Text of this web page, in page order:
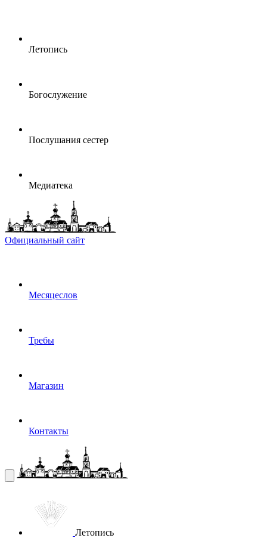
Летопись
Богослужение
Послушания сестер
Медиатека
Официальный сайт
Месяцеслов
Требы
Магазин
Контакты
Летопись